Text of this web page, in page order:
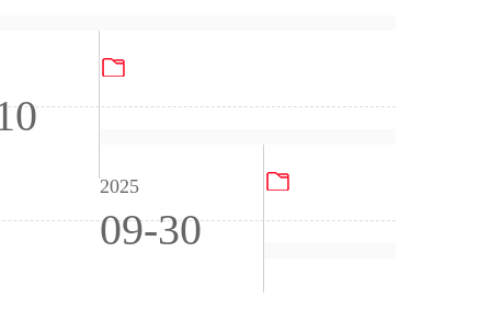
2025
09-30